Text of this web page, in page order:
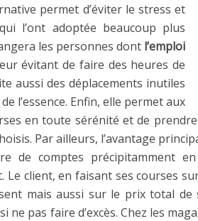
permet d’éviter le stress et
l’ont adoptée beaucoup plus
les personnes dont l’emploi
évitant de faire des heures de
aussi des déplacements inutiles
l’essence. Enfin, elle permet aux
en toute sérénité et de
Par ailleurs, l’avantage
de comptes précipitamment
Le client, en faisant ses courses
mais aussi sur le prix total
ne pas faire d’excès. Chez les